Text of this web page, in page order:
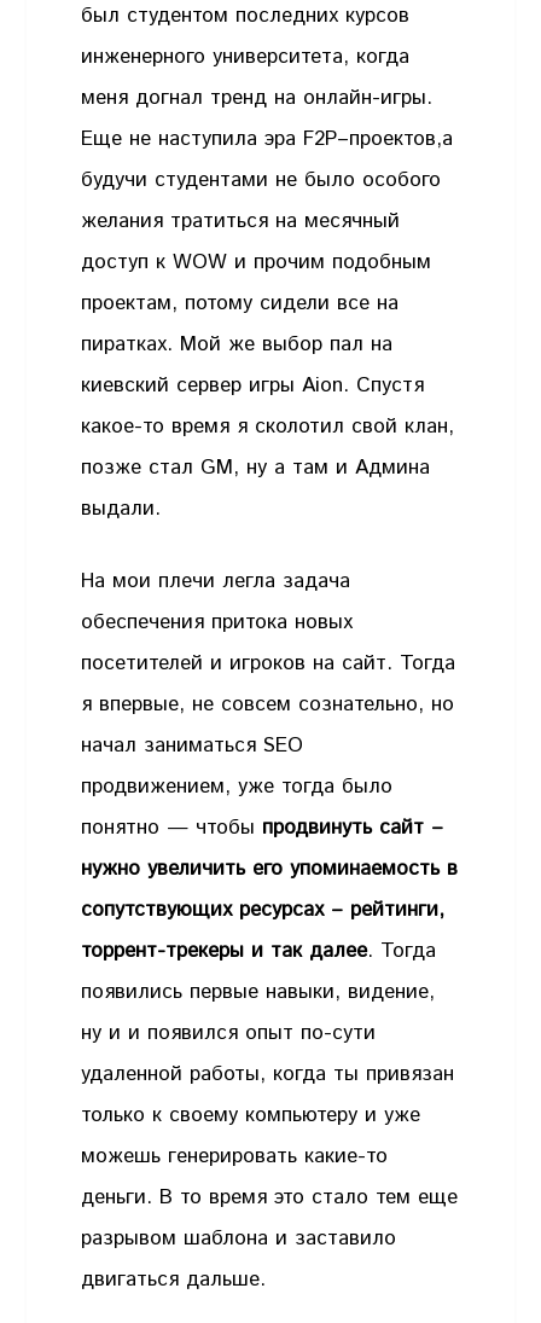
был студентом последних курсов
инженерного университета, когда
меня догнал тренд на онлайн-игры.
Еще не наступила эра F2P–проектов,а
будучи студентами не было особого
желания тратиться на месячный
доступ к WOW и прочим подобным
проектам, потому сидели все на
пиратках. Мой же выбор пал на
киевский сервер игры Aion. Спустя
какое-то время я сколотил свой клан,
позже стал GM, ну а там и Админа
выдали.
На мои плечи легла задача
обеспечения притока новых
посетителей и игроков на сайт. Тогда
я впервые, не совсем сознательно, но
начал заниматься SEO
продвижением, уже тогда было
понятно — чтобы продвинуть сайт –
нужно увеличить его упоминаемость в
сопутствующих ресурсах – рейтинги,
торрент-трекеры и так далее. Тогда
появились первые навыки, видение,
ну и и появился опыт по-сути
удаленной работы, когда ты привязан
только к своему компьютеру и уже
можешь генерировать какие-то
деньги. В то время это стало тем еще
разрывом шаблона и заставило
двигаться дальше.